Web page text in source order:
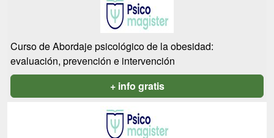
Curso de Abordaje psicológico de la obesidad:
evaluación, prevención e intervención
+ info gratis